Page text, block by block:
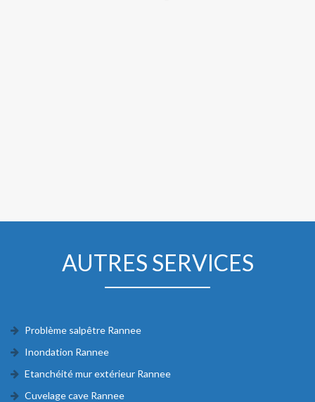
AUTRES SERVICES
Problème salpêtre Rannee
Inondation Rannee
Etanchéité mur extérieur Rannee
Cuvelage cave Rannee